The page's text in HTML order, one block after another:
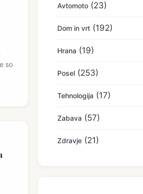
so
Avtomoto (23)
Dom in vrt (192)
Hrana (19)
Posel (253)
Tehnologija (17)
Zabava (57)
Zdravje (21)